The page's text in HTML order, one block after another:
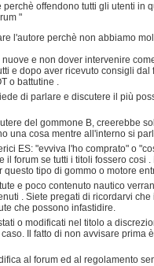
offendono tutti gli utenti in
"
l'autore perchè non abbiamo
e non dover intervenire
e dopo aver ricevuto consigli
o battutine .
di parlare e discutere il più
del gommone B, creerebbe
una cosa mentre all'interno si
ES: "evviva l'ho comprato" o
forum se tutti i titoli fossero cosi
tipo di gommo o motore
e poco contenuto nautico
. Siete pregati di ricordarvi
che possono infastidire.
o modificati nel titolo a
Il fatto di non avvisare prima
al forum ed al regolamento